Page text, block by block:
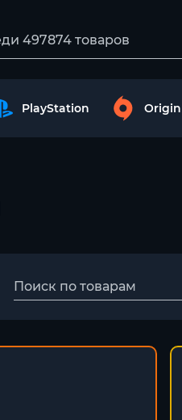
PlayStation Origin